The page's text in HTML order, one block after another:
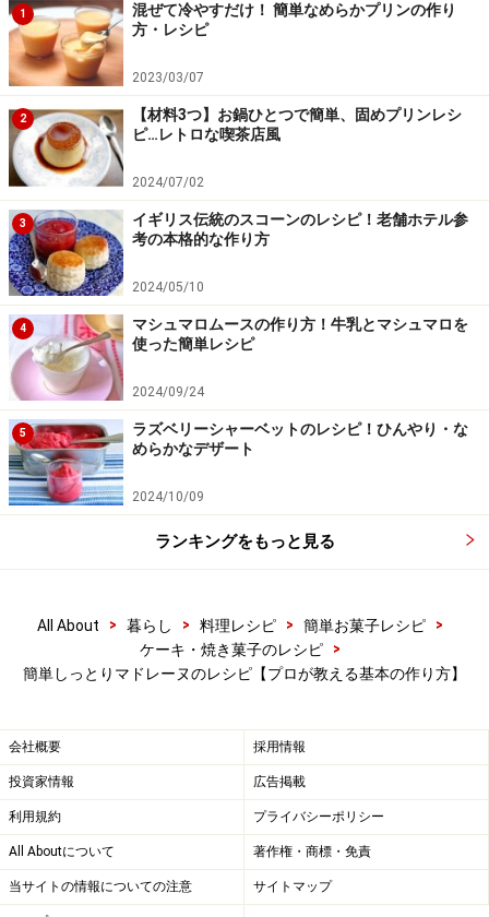
4
溶かしバターを混ぜる
電子レンジ（600w）で耐熱容器に入れたバターを約1分
加熱して、熱い溶かしバターを作ります。泡立て器で混
ぜながら少しづつ加えていき、生地にダマができないよ
う、よく混ぜます。
1
混ぜて冷やすだけ！ 簡単なめらかプリンの作り
方・レシピ
2023/03/07
2
【材料3つ】お鍋ひとつで簡単、固めプリンレシ
ピ…レトロな喫茶店風
2024/07/02
3
イギリス伝統のスコーンのレシピ！老舗ホテル参
考の本格的な作り方
2024/05/10
4
マシュマロムースの作り方！牛乳とマシュマロを
使った簡単レシピ
2024/09/24
5
ラズベリーシャーベットのレシピ！ひんやり・な
めらかなデザート
2024/10/09
ランキングをもっと見る
All About > 暮らし > 料理レシピ > 簡単お菓子レシピ
>
ケーキ・焼き菓子のレシピ
>
簡単しっとりマドレーヌのレシピ【プロが教える基本の作り方】
会社概要 採用情報
投資家情報 広告掲載
利用規約 プライバシーポリシー
All Aboutについて 著作権・商標・免責
当サイトの情報についての注意 サイトマップ